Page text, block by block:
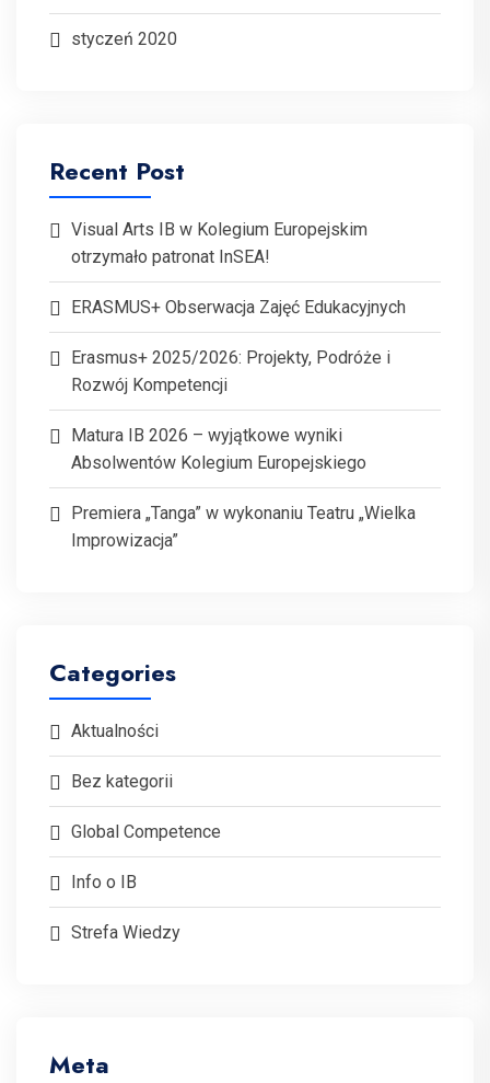
styczeń 2020
Recent Post
Visual Arts IB w Kolegium Europejskim
otrzymało patronat InSEA!
ERASMUS+ Obserwacja Zajęć Edukacyjnych
Erasmus+ 2025/2026: Projekty, Podróże i
Rozwój Kompetencji
Matura IB 2026 – wyjątkowe wyniki
Absolwentów Kolegium Europejskiego
Premiera „Tanga” w wykonaniu Teatru „Wielka
Improwizacja”
Categories
Aktualności
Bez kategorii
Global Competence
Info o IB
Strefa Wiedzy
Meta